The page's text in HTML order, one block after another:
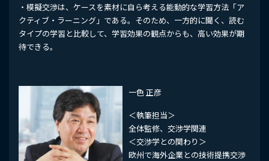
・模擬交渉は、ケースを素材に自ら考える能動的な学習方法「ア
クティブ・ラーニング」である。そのため、一方的に聞く、読む
タイプの学習と比較して、学習効果の観点からも、高い効果が期
待できる。
一色 正彦
＜執筆担当＞
全体監修、交渉学関連
＜交渉学との関わり＞
欧州で海外企業との技術提携交渉